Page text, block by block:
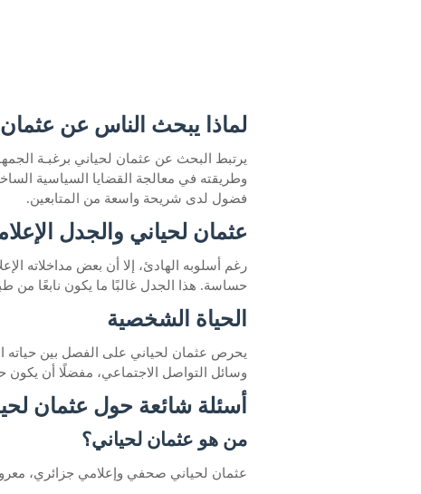
لماذا يبحث الناس عن
يرتبط البحث عن عثمان لحياني برغبـة
وطريقته في معالجة القضايا السياسية
فضول لدى شريحة واسعة من المتابعين.
عثمان لحياني والجدل
رغم أسلوبه الهادئ، إلا أن بعض مداخلاته
حساسة. هذا الجدل غالبًا ما يكون نابعًا من
الحياة الشخصية
يحرص عثمان لحياني على الفصل بين حياته
وسائل التواصل الاجتماعي، مفضلًا أن
أسئلة شائعة حول عثمان
من هو عثمان لحياني؟
عثمان لحياني صحفي وإعلامي جزائري،